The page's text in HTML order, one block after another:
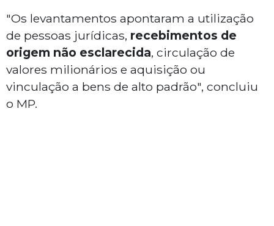
"Os levantamentos apontaram a utilização
de pessoas jurídicas, recebimentos de
origem não esclarecida, circulação de
valores milionários e aquisição ou
vinculação a bens de alto padrão", concluiu
o MP.